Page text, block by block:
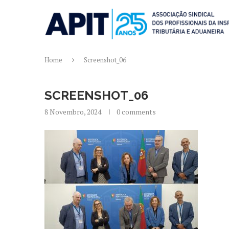
Home Screenshot_06
SCREENSHOT_06
8 Novembro, 2024 0 comments